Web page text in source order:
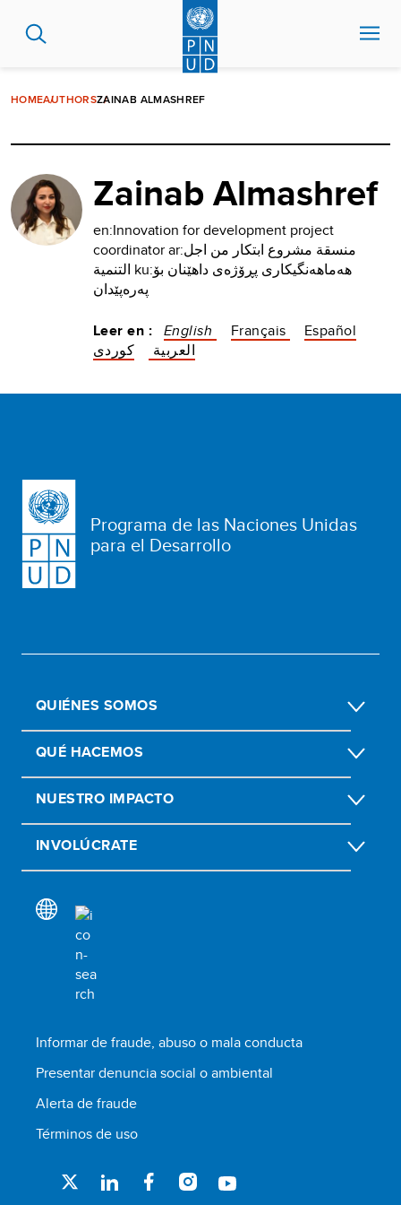
contenido
HOMEAUTHORSZAINAB ALMASHREF
Zainab Almashref
en:Innovation for development project
coordinator ar:منسقة مشروع ابتكار من اجل
التنمية ku:هەماهەنگیکاری پڕۆژەی داهێنان بۆ
پەرەپێدان
Leer en : English Français
Español
العربية
کوردی
Programa de las Naciones Unidas
para el Desarrollo
QUIÉNES SOMOS
QUÉ HACEMOS
NUESTRO IMPACTO
INVOLÚCRATE
Informar de fraude, abuso o mala conducta
Presentar denuncia social o ambiental
Alerta de fraude
Términos de uso